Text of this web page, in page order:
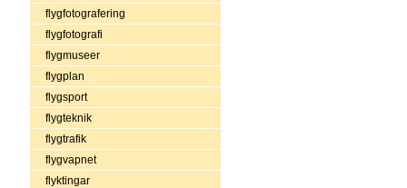
flygfotografering
flygfotografi
flygmuseer
flygplan
flygsport
flygteknik
flygtrafik
flygvapnet
flyktingar